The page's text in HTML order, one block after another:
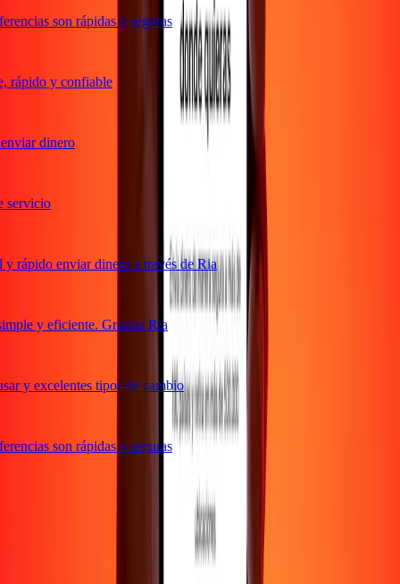
son rápidas y seguras
y confiable
dinero
enviar dinero a través de Ria
y eficiente. Gracias Ria
y excelentes tipos de cambio
son rápidas y seguras